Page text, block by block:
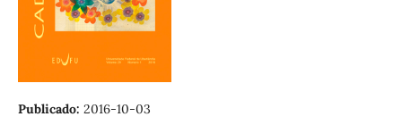
Publicado: 2016-10-03